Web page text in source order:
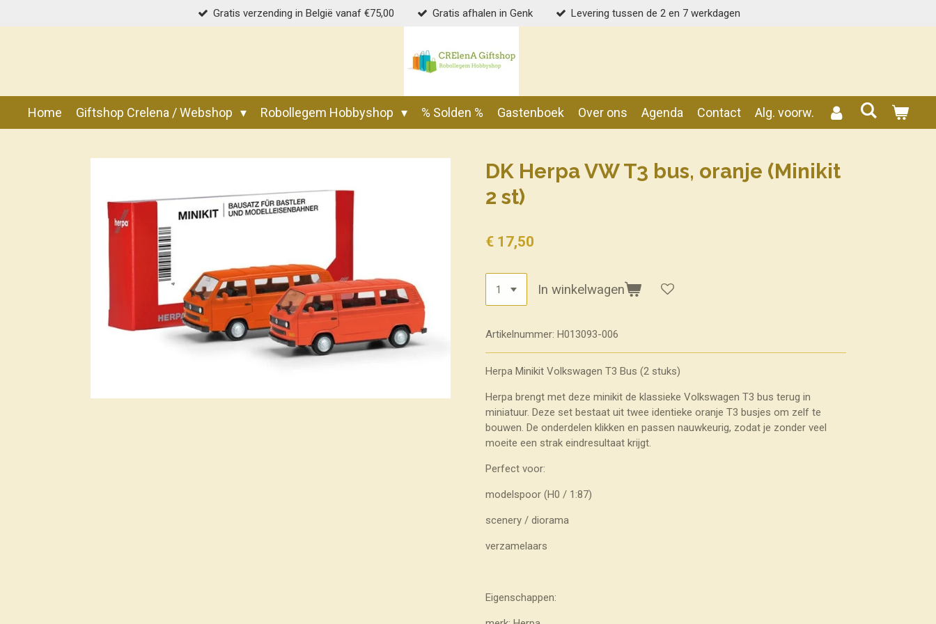
direct
Gratis verzending in België vanaf €75,00 Gratis afhalen in Genk Levering tussen de 2 en 7 werkdagen
Home Giftshop Crelena / Webshop Robollegem Hobbyshop % Solden % Gastenboek Over ons Agenda Contact Alg. voorw.
DK Herpa VW T3 bus, oranje (Minikit
2 st)
€ 17,50
In winkelwagen
Artikelnummer: H013093-006
Herpa Minikit Volkswagen T3 Bus (2 stuks)
Herpa brengt met deze minikit de klassieke Volkswagen T3 bus terug in
miniatuur. Deze set bestaat uit twee identieke oranje T3 busjes om zelf te
bouwen. De onderdelen klikken en passen nauwkeurig, zodat je zonder veel
moeite een strak eindresultaat krijgt.
Perfect voor:
modelspoor (H0 / 1:87)
scenery / diorama
verzamelaars
Eigenschappen: